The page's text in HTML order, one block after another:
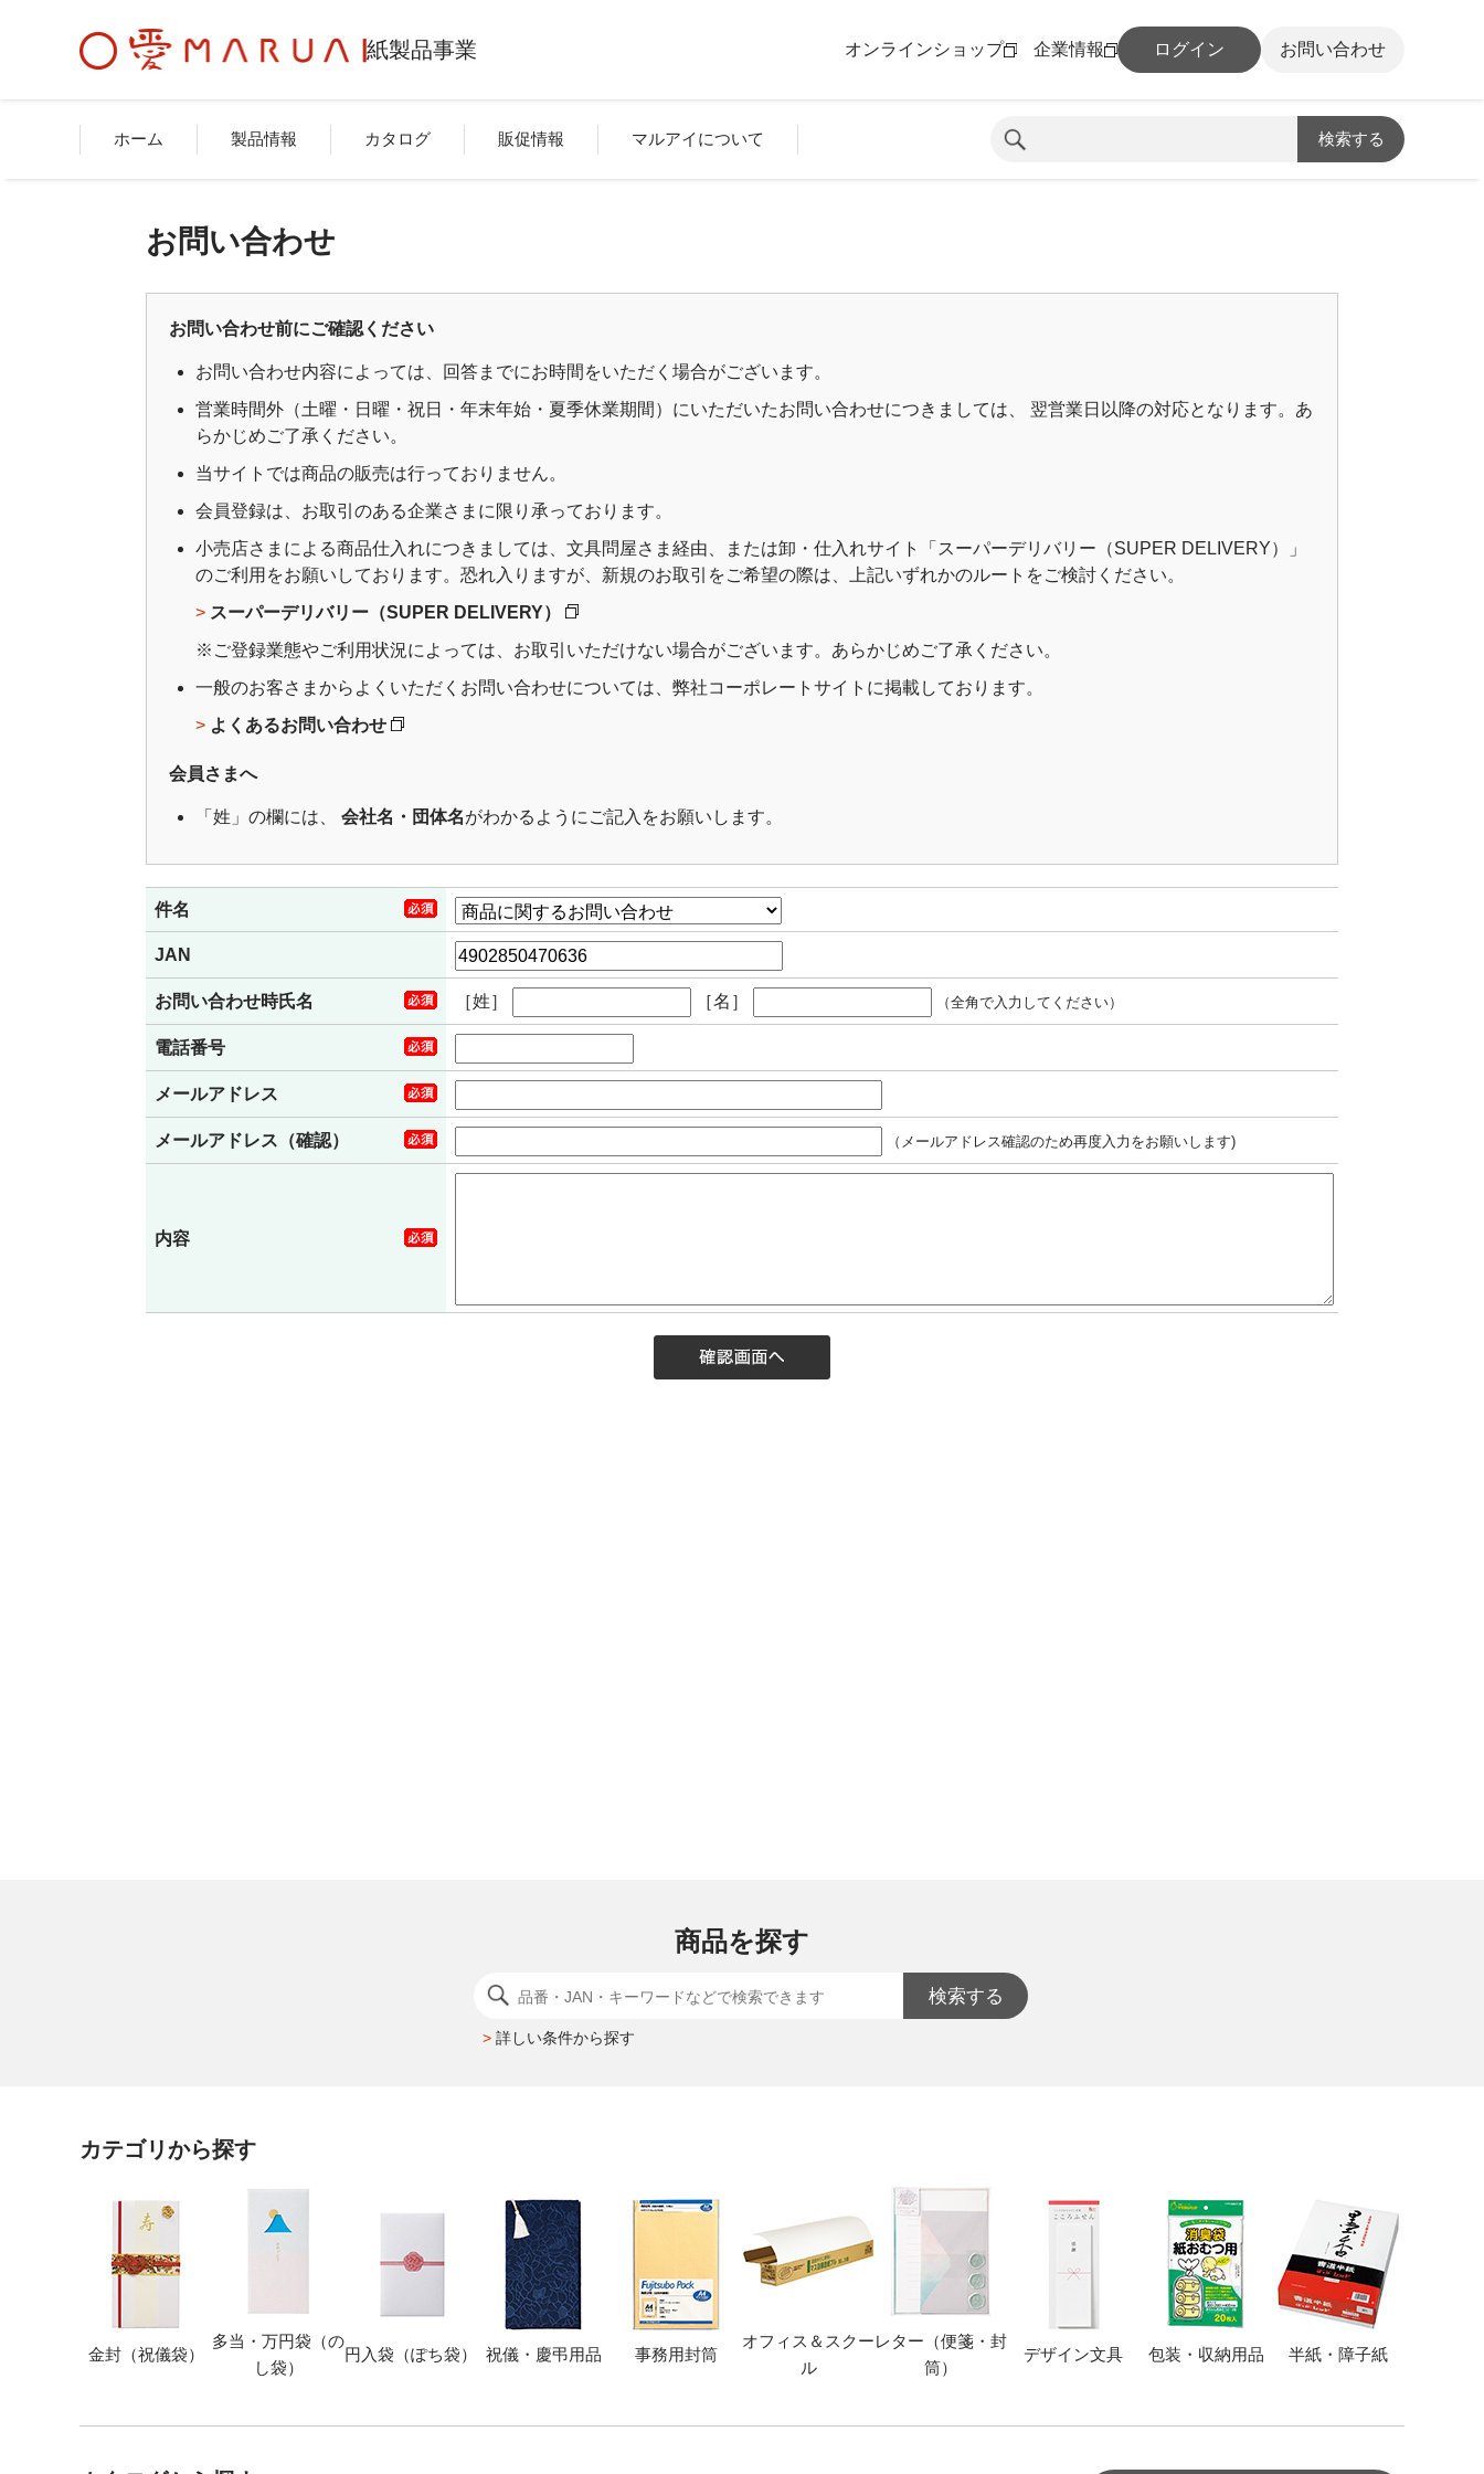
紙製品事業 オンラインショップ 企業情報 ログイン お問い合わせ
ホーム 製品情報 カタログ 販促情報 マルアイについて 検索する
お問い合わせ
お問い合わせ前にご確認ください
お問い合わせ内容によっては、回答までにお時間をいただく場合がございます。
営業時間外（土曜・日曜・祝日・年末年始・夏季休業期間）にいただいたお問い合わせにつきましては、 翌営業日以降の対応となります。あ
らかじめご了承ください。
当サイトでは商品の販売は行っておりません。
会員登録は、お取引のある企業さまに限り承っております。
小売店さまによる商品仕入れにつきましては、文具問屋さま経由、または卸・仕入れサイト「スーパーデリバリー（SUPER DELIVERY）」
のご利用をお願いしております。恐れ入りますが、新規のお取引をご希望の際は、上記いずれかのルートをご検討ください。
> スーパーデリバリー（SUPER DELIVERY）
※ご登録業態やご利用状況によっては、お取引いただけない場合がございます。あらかじめご了承ください。
一般のお客さまからよくいただくお問い合わせについては、弊社コーポレートサイトに掲載しております。
> よくあるお問い合わせ
会員さまへ
「姓」の欄には、 会社名・団体名がわかるようにご記入をお願いします。
件名
JAN
お問い合わせ時氏名 ［姓］ ［名］ （全角で入力してください）
電話番号
メールアドレス
メールアドレス（確認） （メールアドレス確認のため再度入力をお願いします)
内容
商品を探す
検索する
詳しい条件から探す
カテゴリから探す
金封（祝儀袋）
多当・万円袋（の
し袋）
円入袋（ぽち袋） 祝儀・慶弔用品 事務用封筒
オフィス＆スクー
ル
レター（便箋・封
筒）
デザイン文具 包装・収納用品 半紙・障子紙